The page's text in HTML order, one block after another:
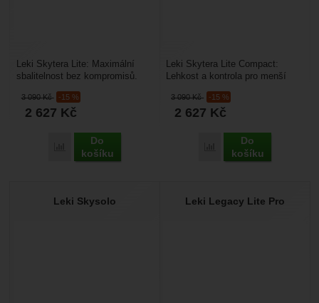
3 090Kč -15 %
2 627 Kč
Přidat 'Leki Skytera Lite' k porovnání
Do
košíku
Leki Skytera Lite: Maximální
sbalitelnost bez kompromisů.
teleskopických...
3 090Kč -15 %
2 627 Kč
Přidat 'Leki Skytera
Do
košíku
Leki Skytera Lite Compact:
Lehkost a kontrola pro menší
je teleskopická...
Leki Skysolo Leki Legacy Lite Pro